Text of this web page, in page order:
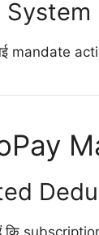
System
mandate
कि